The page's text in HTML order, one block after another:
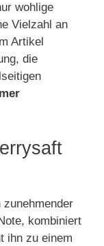
wohlige
Vielzahl an
Artikel
die
kombiniert
ihn zu einem